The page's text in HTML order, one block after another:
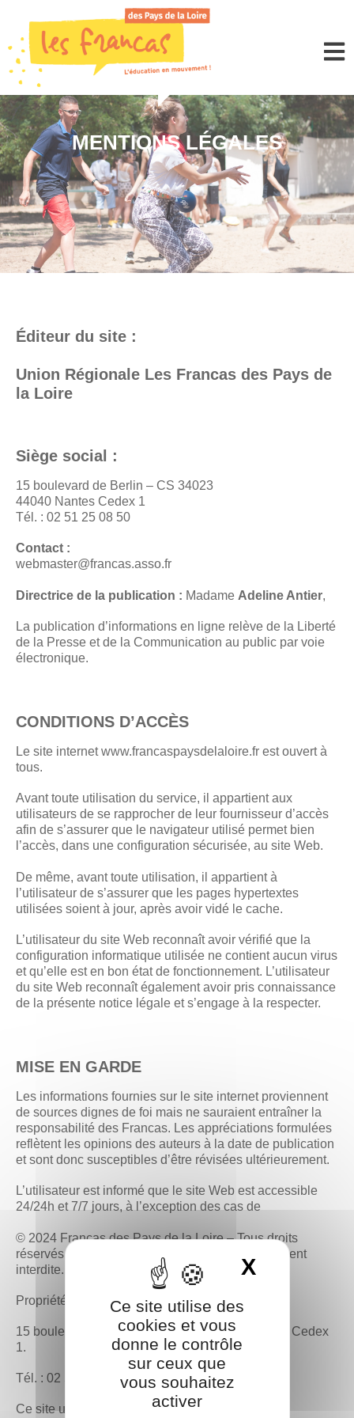
Panneau de gestion des cookies
Ce site utilise des
cookies et vous
donne le contrôle
sur ceux que
vous souhaitez
activer
X
MENTIONS LÉGALES
Éditeur du site :
Union Régionale Les Francas des Pays de
la Loire
Siège social :
15 boulevard de Berlin – CS 34023
44040 Nantes Cedex 1
Tél. : 02 51 25 08 50
Contact :
webmaster@francas.asso.fr
Directrice de la publication : Madame Adeline Antier,
La publication d’informations en ligne relève de la Liberté
de la Presse et de la Communication au public par voie
électronique.
CONDITIONS D’ACCÈS
Le site internet www.francaspaysdelaloire.fr est ouvert à
tous.
Avant toute utilisation du service, il appartient aux
utilisateurs de se rapprocher de leur fournisseur d’accès
afin de s’assurer que le navigateur utilisé permet bien
l’accès, dans une configuration sécurisée, au site Web.
De même, avant toute utilisation, il appartient à
l’utilisateur de s’assurer que les pages hypertextes
utilisées soient à jour, après avoir vidé le cache.
L’utilisateur du site Web reconnaît avoir vérifié que la
configuration informatique utilisée ne contient aucun virus
et qu’elle est en bon état de fonctionnement. L’utilisateur
du site Web reconnaît également avoir pris connaissance
de la présente notice légale et s’engage à la respecter.
MISE EN GARDE
Les informations fournies sur le site internet proviennent
de sources dignes de foi mais ne sauraient entraîner la
responsabilité des Francas. Les appréciations formulées
reflètent les opinions des auteurs à la date de publication
et sont donc susceptibles d’être révisées ultérieurement.
L’utilisateur est informé que le site Web est accessible
24/24h et 7/7 jours, à l’exception des cas de
© 2024 Francas des Pays de la Loire – Tous droits
réservés Reproduction totale ou partielle strictement
interdite.
Propriété Francas des Pays de la Loire
15 boulevard de Berlin. CS34023. 44040 Nantes Cedex
1.
Tél. : 02 51 25 08 50
Ce site utilise le système de gestion de contenu